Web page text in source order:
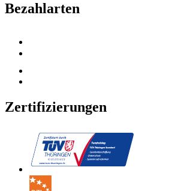
Bezahlarten
Zertifizierungen